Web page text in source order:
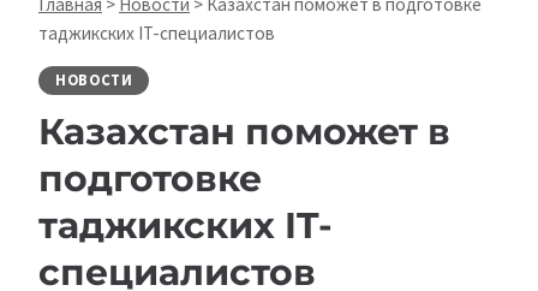
таджикских IT-специалистов
НОВОСТИ
Казахстан поможет в
подготовке
таджикских IT-
специалистов